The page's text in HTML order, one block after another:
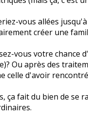
vous allées
créer une
vous votre chance
Ou après des
celle d'avoir
ça fait du bien de se